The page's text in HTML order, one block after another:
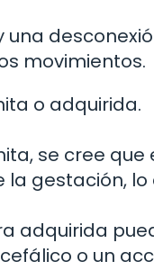
movimientos.
o adquirida.
se cree
gestación,
adquirida
o un